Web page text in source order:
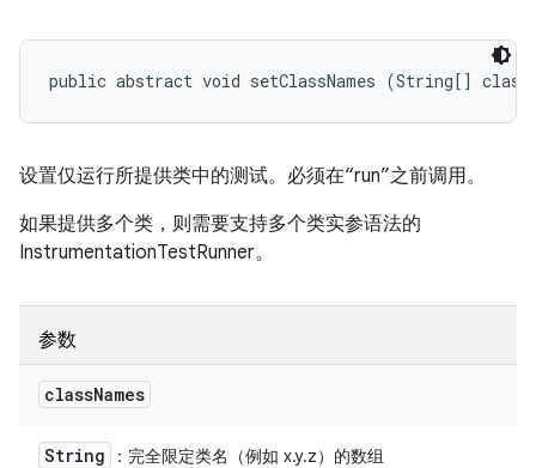
public abstract void setClassNames (String[]
设置仅运行所提供类中的测试。必须在“run”之前调用。
如果提供多个类，则需要支持多个类实参语法的
InstrumentationTestRunner。
参数
classNames
String ：完全限定类名（例如 x.y.z）的数组